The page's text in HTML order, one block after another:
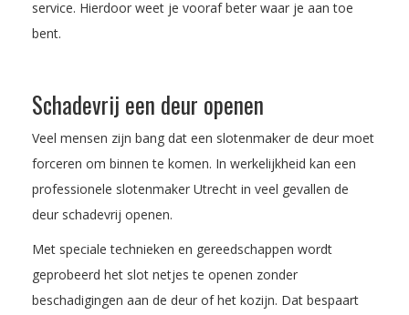
service. Hierdoor weet je vooraf beter waar je aan toe
bent.
Schadevrij een deur openen
Veel mensen zijn bang dat een slotenmaker de deur moet
forceren om binnen te komen. In werkelijkheid kan een
professionele slotenmaker Utrecht in veel gevallen de
deur schadevrij openen.
Met speciale technieken en gereedschappen wordt
geprobeerd het slot netjes te openen zonder
beschadigingen aan de deur of het kozijn. Dat bespaart